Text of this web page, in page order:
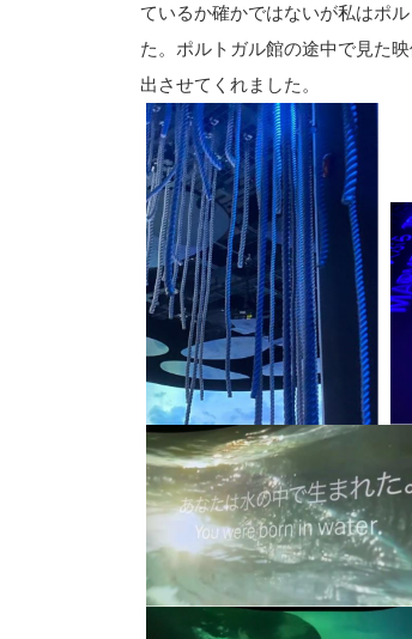
ているか確かではないが私はポ
た。ポルトガル館の途中で見た
出させてくれました。